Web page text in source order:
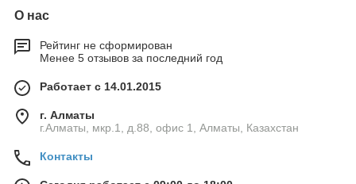
О нас
Рейтинг не сформирован
Менее 5 отзывов за последний год
Работает с 14.01.2015
г. Алматы
г.Алматы, мкр.1, д.88, офис 1, Алматы, Казахстан
Контакты